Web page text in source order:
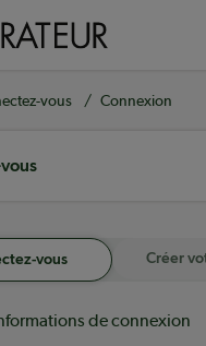
vous Connexion
vous Créer
de connexion